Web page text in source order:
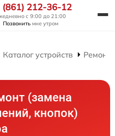
(861) 212-36-12
с 9:00 до 21:00
Позвонить мне утром
Каталог устройств Ремонт
(замена
кнопок)